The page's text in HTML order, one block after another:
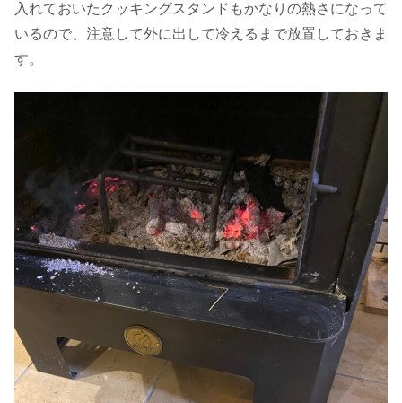
入れておいたクッキングスタンドもかなりの熱さになって
いるので、注意して外に出して冷えるまで放置しておきま
す。